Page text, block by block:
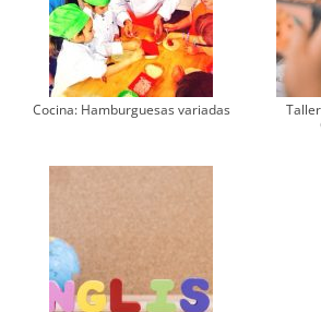
Cocina: Hamburguesas variadas